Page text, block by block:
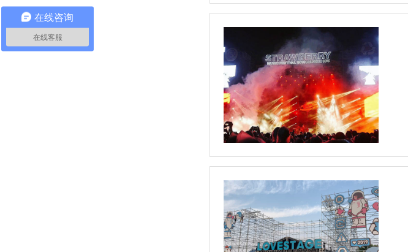
在线咨询
在线客服